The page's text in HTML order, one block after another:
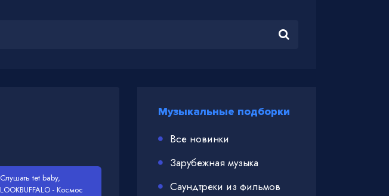
Слушать tet baby,
LOOKBUFFALO - Космос
Музыкальные подборки
Все новинки
Зарубежная музыка
Саундтреки из фильмов